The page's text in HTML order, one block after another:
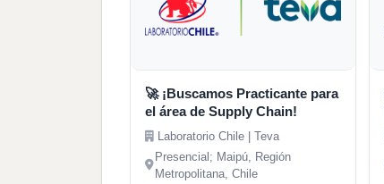
🚀 ¡Buscamos Practicante para
el área de Supply Chain!
Laboratorio Chile | Teva
Presencial; Maipú, Región
Metropolitana, Chile